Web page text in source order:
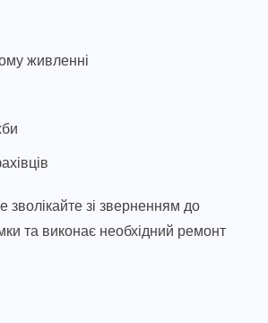
живленні
зі зверненням до
та виконає необхідний ремонт